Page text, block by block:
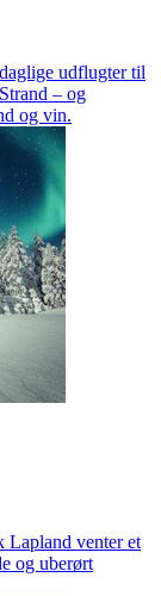
udflugter til
– og
og vin.
Lapland venter et
og uberørt